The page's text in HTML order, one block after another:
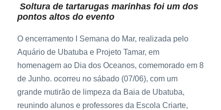
Soltura de tartarugas marinhas foi um dos
pontos altos do evento
O encerramento I Semana do Mar, realizada pelo
Aquário de Ubatuba e Projeto Tamar, em
homenagem ao Dia dos Oceanos, comemorado em 8
de Junho. ocorreu no sábado (07/06), com um
grande mutirão de limpeza da Baia de Ubatuba,
reunindo alunos e professores da Escola Criarte,